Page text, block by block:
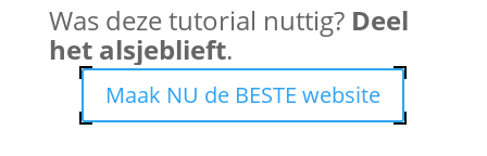
Was deze tutorial nuttig? Deel
het alsjeblieft.
Maak NU de BESTE website